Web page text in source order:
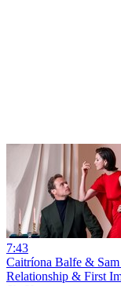
7:43
Caitríona Balfe &
Relationship & First